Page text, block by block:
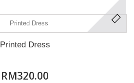
Printed Dress
RM320.00